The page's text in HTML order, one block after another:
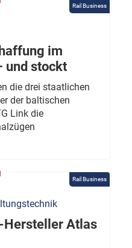
Rail Business
im
und stockt
die drei staatlichen
der baltischen
Link die
Rail Business
Atlas